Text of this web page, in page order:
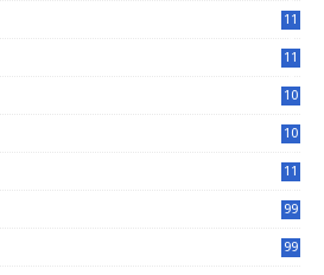
11
11
10
10
11
99
99